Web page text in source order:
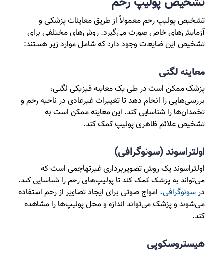
تشخیص پولیپ رحم معمولاً از طریق معاینات پزشکی و
آزمایش‌های خاص صورت می‌گیرد. روش‌های مختلفی برای
تشخیص این ضایعات وجود دارد که شامل موارد زیر هستند:
معاینه لگنی
پزشک ممکن است در طی یک معاینه فیزیکی لگنی،
بررسی‌هایی را انجام دهد تا تغییرات غیرعادی در ناحیه رحم و
تخمدان‌ها را شناسایی کند. این معاینه ممکن است به
تشخیص علائم ظاهری پولیپ کمک کند.
اولتراسوند (سونوگرافی)
اولتراسوند یک روش تصویربرداری غیرتهاجمی است که
می‌تواند به پزشک کمک کند تا پولیپ‌های رحم را شناسایی کند.
درسونوگرافی، امواج صوتی برای ایجاد تصاویر از رحم استفاده
می‌شوند و پزشک می‌تواند اندازه و محل پولیپ‌ها را مشاهده
کند.
هیستروسکوپی